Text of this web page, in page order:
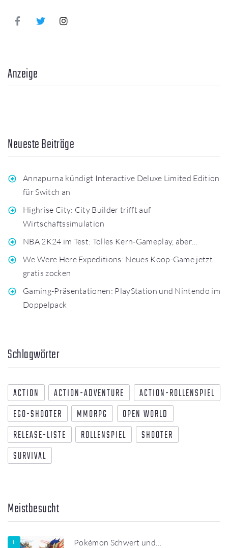
Anzeige
Neueste Beiträge
Annapurna kündigt Interactive Deluxe Limited Edition
für Switch an
Highrise City: City Builder trifft auf
Wirtschaftssimulation
NBA 2K24 im Test: Tolles Kern-Gameplay, aber…
We Were Here Expeditions: Neues Koop-Game jetzt
gratis zocken
Gaming-Präsentationen: PlayStation und Nintendo im
Doppelpack
Schlagwörter
ACTION ACTION-ADVENTURE
ACTION-ROLLENSPIEL
EGO-SHOOTER
MMORPG
OPEN WORLD
RELEASE-LISTE
ROLLENSPIEL
SHOOTER
SURVIVAL
Meistbesucht
Pokémon Schwert und…